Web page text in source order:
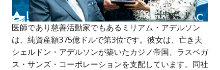
医師であり慈善活動家でもあるミリアム・アデルソン
は、純資産額375億ドルで第3位です。彼女は、亡き夫
シェルドン・アデルソンが築いたカジノ帝国、ラスベガ
ス・サンズ・コーポレーションを支配しています。同社